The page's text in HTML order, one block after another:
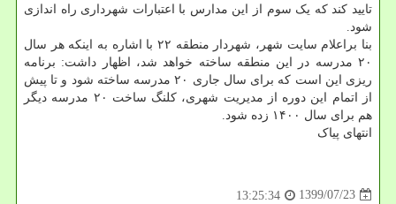
تایید کند که یک سوم از این مدارس با اعتبارات شهرداری راه اندازی
شود.
بنا براعلام سایت شهر، شهردار منطقه ۲۲ با اشاره به اینکه هر سال
۲۰ مدرسه در این منطقه ساخته خواهد شد، اظهار داشت: برنامه
ریزی این است که برای سال جاری ۲۰ مدرسه ساخته شود و تا پیش
از اتمام این دوره از مدیریت شهری، کلنگ ساخت ۲۰ مدرسه دیگر
هم برای سال ۱۴۰۰ زده شود.
انتهای پیاک
1399/07/23
13:25:34